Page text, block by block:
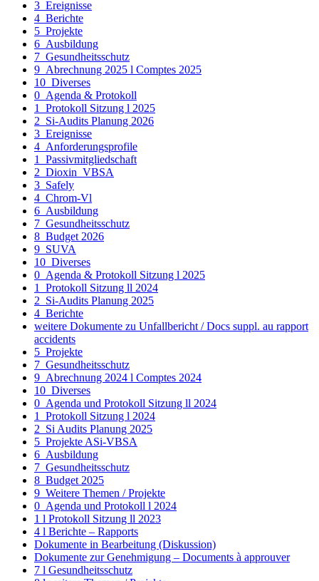
3_Ereignisse
4_Berichte
5_Projekte
6_Ausbildung
7_Gesundheitsschutz
9_Abrechnung 2025 l Comptes 2025
10_Diverses
0_Agenda & Protokoll
1_Protokoll Sitzung l 2025
2_Si-Audits Planung 2026
3_Ereignisse
4_Anforderungsprofile
1_Passivmitgliedschaft
2_Dioxin_VBSA
3_Safely
4_Chrom-Vl
6_Ausbildung
7_Gesundheitsschutz
8_Budget 2026
9_SUVA
10_Diverses
0_Agenda & Protokoll Sitzung l 2025
1_Protokoll Sitzung ll 2024
2_Si-Audits Planung 2025
4_Berichte
weitere Dokumente zu Unfallbericht / Docs suppl. au rapport
accidents
5_Projekte
7_Gesundheitsschutz
9_Abrechnung 2024 l Comptes 2024
10_Diverses
0_Agenda und Protokoll Sitzung ll 2024
1_Protokoll Sitzung l 2024
2_Si Audits Planung 2025
5_Projekte ASi-VBSA
6_Ausbildung
7_Gesundheitsschutz
8_Budget 2025
9_Weitere Themen / Projekte
0_Agenda und Protokoll l 2024
1 l Protokoll Sitzung ll 2023
4 l Berichte – Rapports
Dokumente in Bearbeitung (Diskussion)
Dokumente zur Genehmigung – Documents à approuver
7 l Gesundheitsschutz